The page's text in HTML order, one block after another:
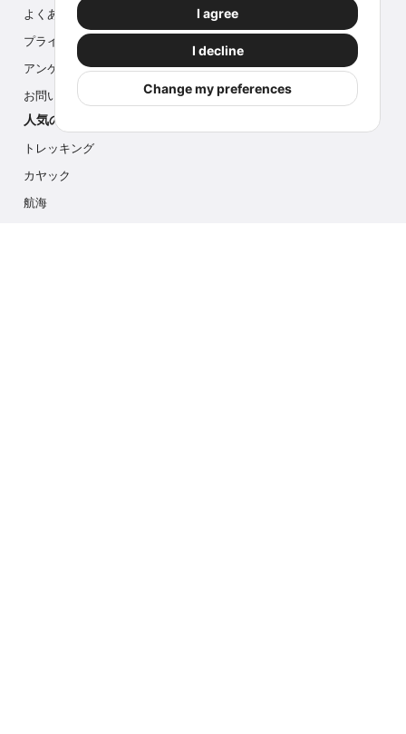
I agree
I decline
Change my preferences
よくある質問
プライバシー
アンケート
お問い合わせ
人気のアクティビティ
トレッキング
カヤック
航海